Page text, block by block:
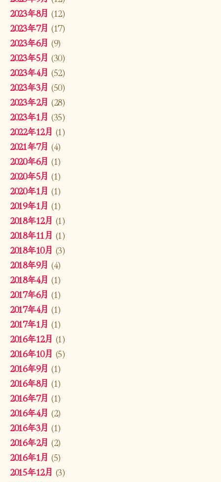
2023年8月 (12)
2023年7月 (17)
2023年6月 (9)
2023年5月 (30)
2023年4月 (52)
2023年3月 (50)
2023年2月 (28)
2023年1月 (35)
2022年12月 (1)
2021年7月 (4)
2020年6月 (1)
2020年5月 (1)
2020年1月 (1)
2019年1月 (1)
2018年12月 (1)
2018年11月 (1)
2018年10月 (3)
2018年9月 (4)
2018年4月 (1)
2017年6月 (1)
2017年4月 (1)
2017年1月 (1)
2016年12月 (1)
2016年10月 (5)
2016年9月 (1)
2016年8月 (1)
2016年7月 (1)
2016年4月 (2)
2016年3月 (1)
2016年2月 (2)
2016年1月 (5)
2015年12月 (3)